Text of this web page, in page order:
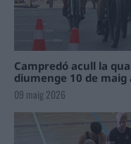
Campredó acull la
diumenge 10 de
09 maig 2026